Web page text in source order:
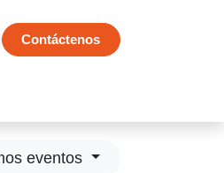
Contáctenos
eventos